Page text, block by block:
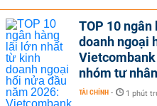
TOP 10
doanh ngoại
Vietcombank
nhóm tư nhân
TÀI CHÍNH - 1 phút